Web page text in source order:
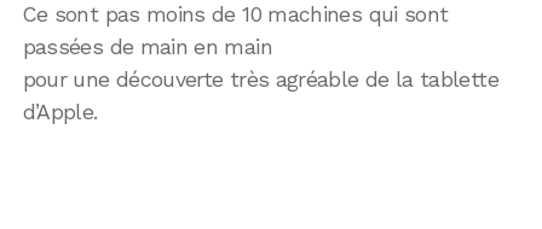
Ce sont pas moins de 10 machines qui sont
passées de main en main
pour une découverte très agréable de la tablette
d’Apple.